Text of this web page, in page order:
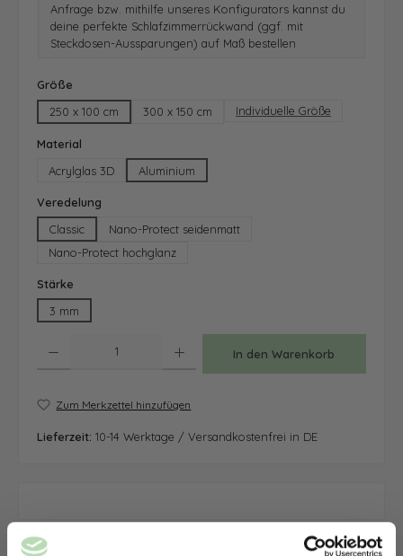
Anfrage bzw. mithilfe unseres Konfigurators kannst du
deine perfekte Schlafzimmerrückwand (ggf. mit
Steckdosen-Aussparungen) auf Maß bestellen
Größe
250 x 100 cm
300 x 150 cm Individuelle Größe
Material
Acrylglas 3D
Aluminium
Veredelung
Classic
Nano-Protect seidenmatt
Nano-Protect hochglanz
Stärke
3 mm
In den Warenkorb
Zum Merkzettel hinzufügen
Lieferzeit: 10-14 Werktage / Versandkostenfrei in DE